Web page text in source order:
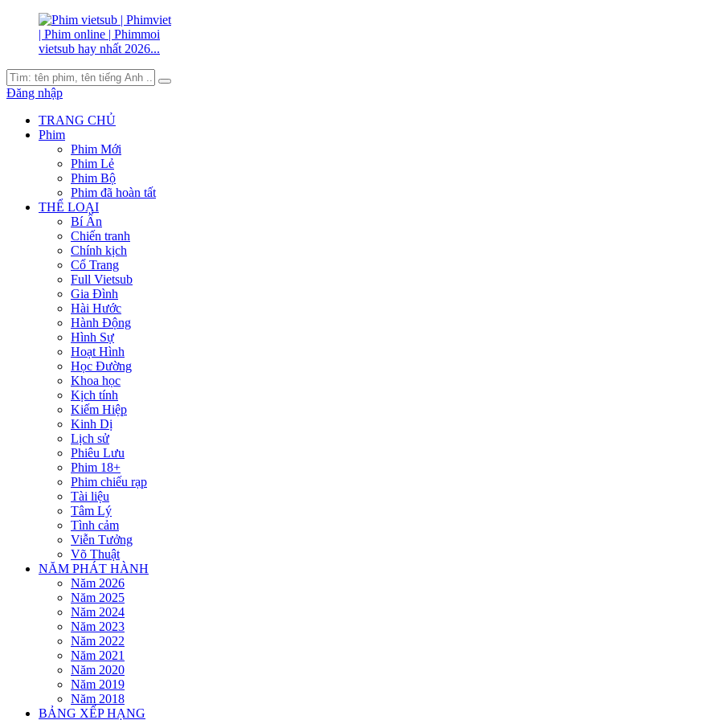
Đăng nhập
TRANG CHỦ
Phim
Phim Mới
Phim Lẻ
Phim Bộ
Phim đã hoàn tất
THỂ LOẠI
Bí Ẩn
Chiến tranh
Chính kịch
Cổ Trang
Full Vietsub
Gia Đình
Hài Hước
Hành Động
Hình Sự
Hoạt Hình
Học Đường
Khoa học
Kịch tính
Kiếm Hiệp
Kinh Dị
Lịch sử
Phiêu Lưu
Phim 18+
Phim chiếu rạp
Tài liệu
Tâm Lý
Tình cảm
Viễn Tưởng
Võ Thuật
NĂM PHÁT HÀNH
Năm 2026
Năm 2025
Năm 2024
Năm 2023
Năm 2022
Năm 2021
Năm 2020
Năm 2019
Năm 2018
BẢNG XẾP HẠNG